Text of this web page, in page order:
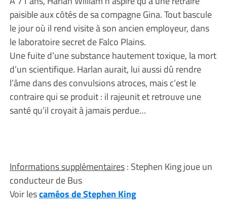
paisible aux côtés de sa compagne Gina. Tout bascule
le jour où il rend visite à son ancien employeur, dans
le laboratoire secret de Falco Plains.
Une fuite d’une substance hautement toxique, la mort
d’un scientifique. Harlan aurait, lui aussi dû rendre
l’âme dans des convulsions atroces, mais c’est le
contraire qui se produit : il rajeunit et retrouve une
santé qu’il croyait à jamais perdue…
Informations supplémentaires: Stephen King joue un
conducteur de Bus
Voir lescaméos de Stephen King